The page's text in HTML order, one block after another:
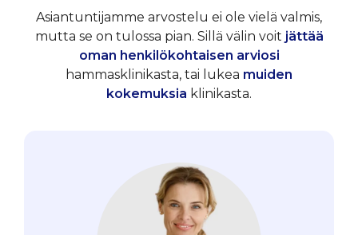
Asiantuntijamme arvostelu ei ole vielä valmis,
mutta se on tulossa pian. Sillä välin voit jättää
oman henkilökohtaisen arviosi
hammasklinikasta, tai lukea muiden
kokemuksia klinikasta.